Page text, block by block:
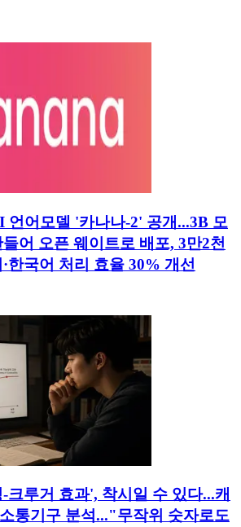
언어모델 '카나나-2' 공개...3B 모
어 오픈 웨이트로 배포, 3만2천
한국어 처리 효율 30% 개선
크루거 효과', 착시일 수 있다...캐
통기구 분석..."무작위 숫자로도